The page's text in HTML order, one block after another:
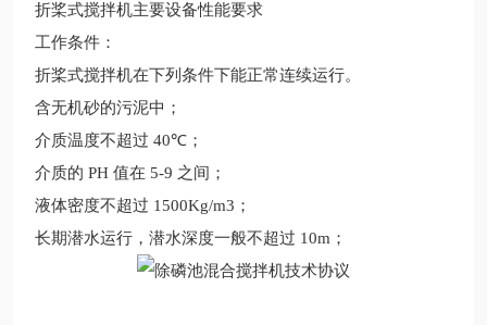
折桨式搅拌机主要设备性能要求
工作条件：
折桨式搅拌机在下列条件下能正常连续运行。
含无机砂的污泥中；
介质温度不超过 40℃；
介质的 PH 值在 5-9 之间；
液体密度不超过 1500Kg/m3 ；
长期潜水运行，潜水深度一般不超过 10m ；